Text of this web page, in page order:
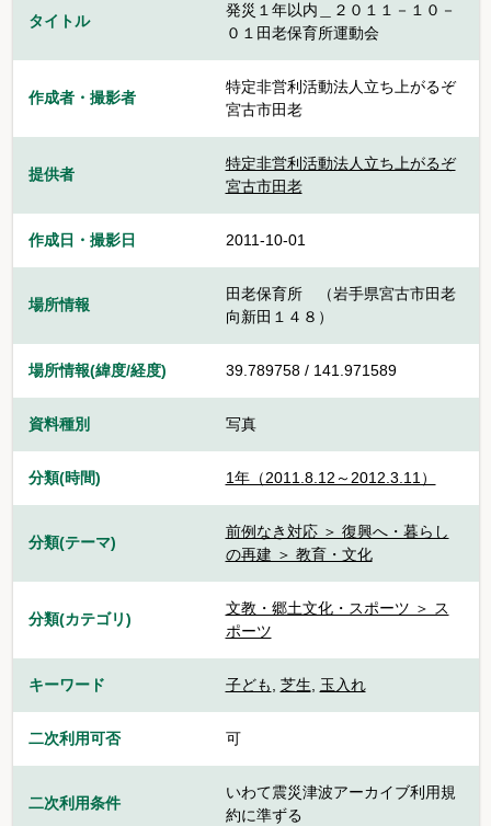
タイトル
発災１年以内＿２０１１－１０－
０１田老保育所運動会
作成者・撮影者
特定非営利活動法人立ち上がるぞ
宮古市田老
提供者
特定非営利活動法人立ち上がるぞ
宮古市田老
作成日・撮影日 2011-10-01
場所情報
田老保育所 （岩手県宮古市田老
向新田１４８）
場所情報(緯度/経度) 39.789758 / 141.971589
資料種別 写真
分類(時間) 1年（2011.8.12～2012.3.11）
分類(テーマ)
前例なき対応 ＞ 復興へ・暮らし
の再建 ＞ 教育・文化
分類(カテゴリ)
文教・郷土文化・スポーツ ＞ ス
ポーツ
キーワード 子ども, 芝生, 玉入れ
二次利用可否 可
二次利用条件
いわて震災津波アーカイブ利用規
約に準ずる